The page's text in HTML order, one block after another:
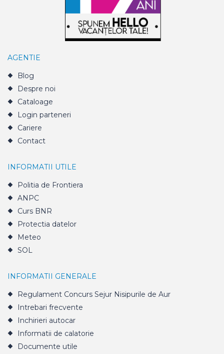
AGENTIE
Blog
Despre noi
Cataloage
Login parteneri
Cariere
Contact
INFORMATII UTILE
Politia de Frontiera
ANPC
Curs BNR
Protectia datelor
Meteo
SOL
INFORMATII GENERALE
Regulament Concurs Sejur Nisipurile de Aur
Intrebari frecvente
Inchirieri autocar
Informatii de calatorie
Documente utile